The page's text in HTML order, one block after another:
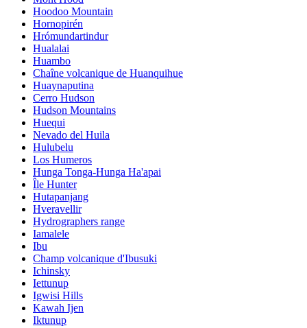
Hoodoo Mountain
Hornopirén
Hrómundartindur
Hualalai
Huambo
Chaîne volcanique de Huanquihue
Huaynaputina
Cerro Hudson
Hudson Mountains
Huequi
Nevado del Huila
Hulubelu
Los Humeros
Hunga Tonga-Hunga Ha'apai
Île Hunter
Hutapanjang
Hveravellir
Hydrographers range
Iamalele
Ibu
Champ volcanique d'Ibusuki
Ichinsky
Iettunup
Igwisi Hills
Kawah Ijen
Iktunup